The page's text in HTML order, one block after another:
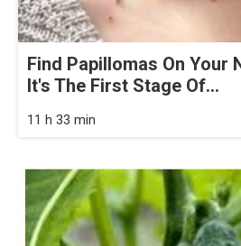
Find Papillomas On Your
It's The First Stage Of...
11 h 33 min